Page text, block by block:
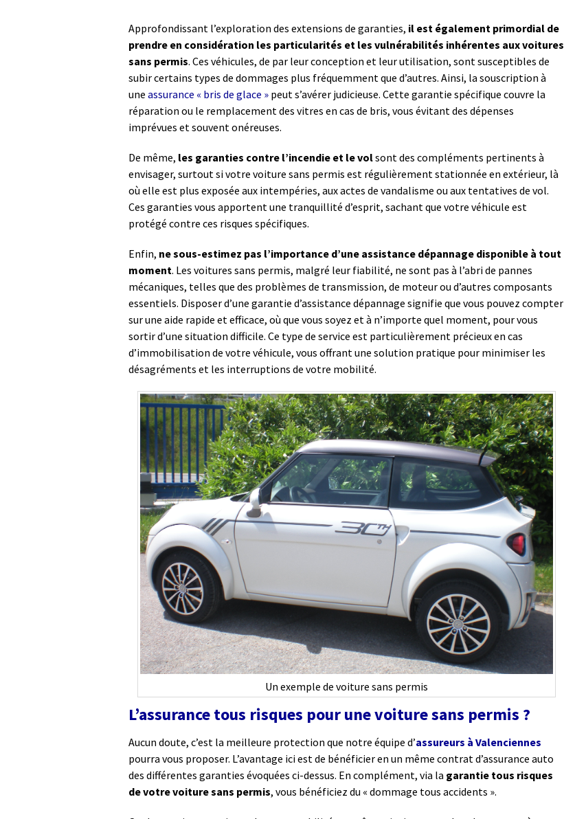
Approfondissant l’exploration des extensions de garanties, il est également primordial de
prendre en considération les particularités et les vulnérabilités inhérentes aux voitures
sans permis. Ces véhicules, de par leur conception et leur utilisation, sont susceptibles de
subir certains types de dommages plus fréquemment que d’autres. Ainsi, la souscription à
une assurance « bris de glace » peut s’avérer judicieuse. Cette garantie spécifique couvre la
réparation ou le remplacement des vitres en cas de bris, vous évitant des dépenses
imprévues et souvent onéreuses.
De même, les garanties contre l’incendie et le volsont des compléments pertinents à
envisager, surtout si votre voiture sans permis est régulièrement stationnée en extérieur, là
où elle est plus exposée aux intempéries, aux actes de vandalisme ou aux tentatives de vol.
Ces garanties vous apportent une tranquillité d’esprit, sachant que votre véhicule est
protégé contre ces risques spécifiques.
Enfin, ne sous-estimez pas l’importance d’une assistance dépannage disponible à tout
moment. Les voitures sans permis, malgré leur fiabilité, ne sont pas à l’abri de pannes
mécaniques, telles que des problèmes de transmission, de moteur ou d’autres composants
essentiels. Disposer d’une garantie d’assistance dépannage signifie que vous pouvez compter
sur une aide rapide et efficace, où que vous soyez et à n’importe quel moment, pour vous
sortir d’une situation difficile. Ce type de service est particulièrement précieux en cas
d’immobilisation de votre véhicule, vous offrant une solution pratique pour minimiser les
désagréments et les interruptions de votre mobilité.
Un exemple de voiture sans permis
L’assurance tous risques pour une voiture sans permis ?
Aucun doute, c’est la meilleure protection que notre équipe d’assureurs à Valenciennes
pourra vous proposer. L’avantage ici est de bénéficier en un même contrat d’assurance auto
des différentes garanties évoquées ci-dessus. En complément, via la garantie tous risques
de votre voiture sans permis, vous bénéficiez du « dommage tous accidents ».